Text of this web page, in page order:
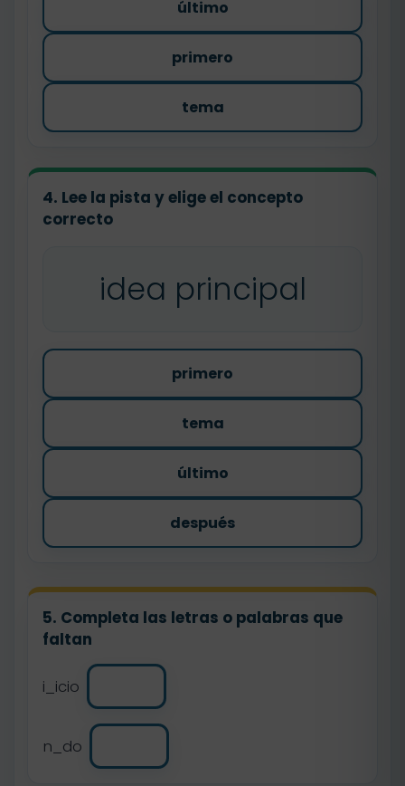
último
primero
tema
4. Lee la pista y elige el concepto
correcto
idea principal
primero
tema
último
después
5. Completa las letras o palabras que
faltan
i_icio
n_do